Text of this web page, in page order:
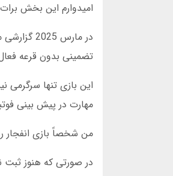
امیدوارم این بخش برات
تضمینی بدون قرعه
این بازی تنها
مهارت در پیش بینی
من شخصاً بازی انفجار
در صورتی که هنوز ثبت